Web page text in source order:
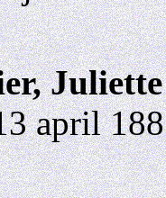
april